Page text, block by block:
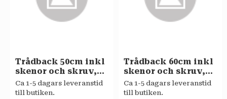
Trådback 50cm inkl
skenor och skruv,
höjd=90mm
Ca 1-5 dagars leveranstid
till butiken.
Trådback 60cm inkl
skenor och skruv,
höjd=90mm
Ca 1-5 dagars leveranstid
till butiken.